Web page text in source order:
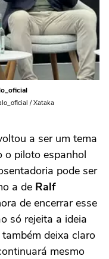
/ Xataka
a ser um tema
o piloto espanhol
pode ser
a de Ralf
de encerrar esse
só rejeita a ideia
deixa claro
mesmo